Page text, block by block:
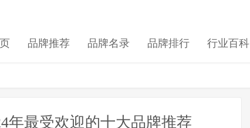
品牌推荐 品牌名录 品牌排行 行业百科
年最受欢迎的十大品牌推荐